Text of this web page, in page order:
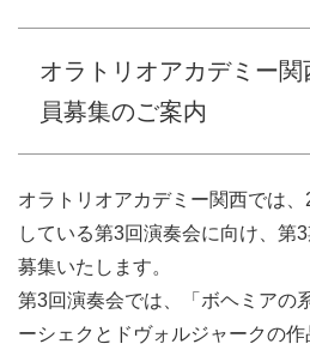
オラトリオアカデミー
員募集のご案内
オラトリオアカデミー関西では
している第3回演奏会に向け、第
募集いたします。
第3回演奏会では、「ボヘミアの
ーシェクとドヴォルジャークの